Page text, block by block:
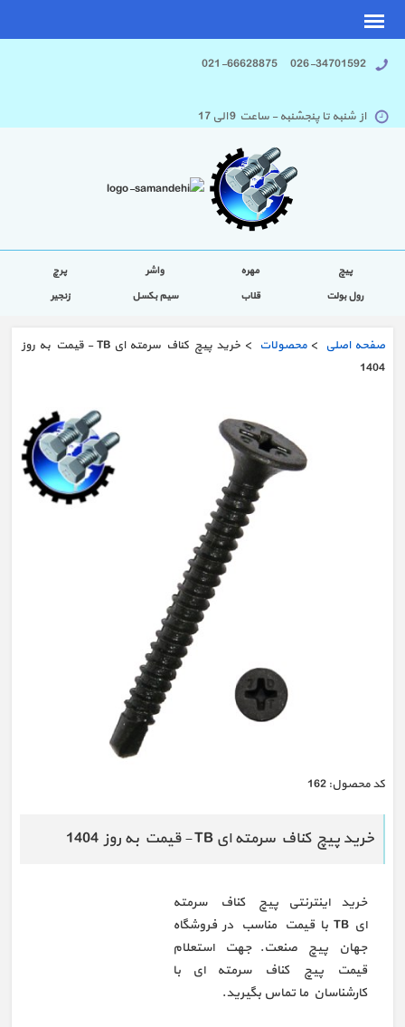
026-34701592 021-66628875
از شنبه تا پنجشنبه - ساعت 9 الی 17
پیچ مهره واشر
پرچ
رول بولت
قلاب سیم بکسل زنجیر
صفحه اصلی >محصولات
> خرید پیچ کناف سرمته ای TB - قیمت به روز
1404
كد محصول: 162
خرید پیچ کناف سرمته ای TB - قیمت به روز 1404
خرید اینترنتی پیچ کناف سرمته
ای TB با قیمت مناسب در فروشگاه
جهان پیچ صنعت. جهت استعلام
قیمت پیچ کناف سرمته ای با
کارشناسان ما تماس بگیرید.